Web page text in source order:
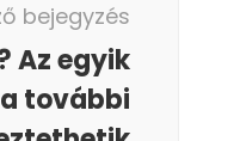
bejegyzés
Az egyik
további